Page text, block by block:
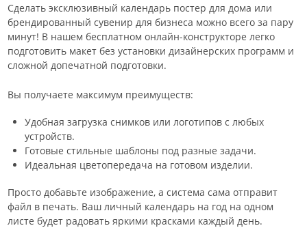
Сделать эксклюзивный календарь постер для дома или
брендированный сувенир для бизнеса можно всего за пару
минут! В нашем бесплатном онлайн-конструкторе легко
подготовить макет без установки дизайнерских программ и
сложной допечатной подготовки.
Вы получаете максимум преимуществ:
Удобная загрузка снимков или логотипов с любых
устройств.
Готовые стильные шаблоны под разные задачи.
Идеальная цветопередача на готовом изделии.
Просто добавьте изображение, а система сама отправит
файл в печать. Ваш личный календарь на год на одном
листе будет радовать яркими красками каждый день.